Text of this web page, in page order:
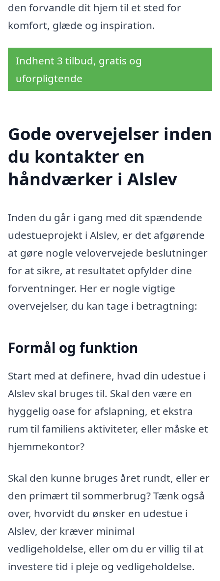
den forvandle dit hjem til et sted for
komfort, glæde og inspiration.
Indhent 3 tilbud, gratis og
uforpligtende
Gode overvejelser inden
du kontakter en
håndværker i Alslev
Inden du går i gang med dit spændende
udestueprojekt i Alslev, er det afgørende
at gøre nogle velovervejede beslutninger
for at sikre, at resultatet opfylder dine
forventninger. Her er nogle vigtige
overvejelser, du kan tage i betragtning:
Formål og funktion
Start med at definere, hvad din udestue i
Alslev skal bruges til. Skal den være en
hyggelig oase for afslapning, et ekstra
rum til familiens aktiviteter, eller måske et
hjemmekontor?
Skal den kunne bruges året rundt, eller er
den primært til sommerbrug? Tænk også
over, hvorvidt du ønsker en udestue i
Alslev, der kræver minimal
vedligeholdelse, eller om du er villig til at
investere tid i pleje og vedligeholdelse.